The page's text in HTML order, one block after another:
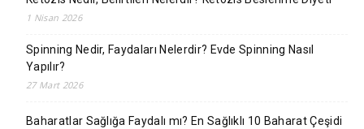
1 Nisan 2026
Spinning Nedir, Faydaları Nelerdir? Evde Spinning Nasıl
Yapılır?
27 Mart 2026
Baharatlar Sağlığa Faydalı mı? En Sağlıklı 10 Baharat Çeşidi